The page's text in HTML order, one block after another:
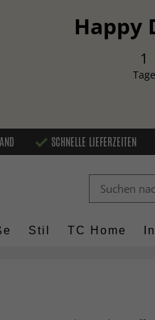
Happy
1
Tage
SCHNELLE LIEFERZEITEN
Stil TC Home